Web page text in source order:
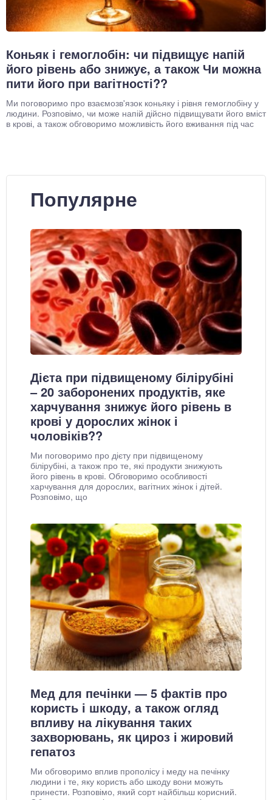
Коньяк і гемоглобін: чи підвищує напій
його рівень або знижує, а також Чи можна
пити його при вагітності??
Ми поговоримо про взаємозв'язок коньяку і рівня гемоглобіну у
людини. Розповімо, чи може напій дійсно підвищувати його вміст
в крові, а також обговоримо можливість його вживання під час
Популярне
Дієта при підвищеному білірубіні
– 20 заборонених продуктів, яке
харчування знижує його рівень в
крові у дорослих жінок і
чоловіків??
Ми поговоримо про дієту при підвищеному
білірубіні, а також про те, які продукти знижують
його рівень в крові. Обговоримо особливості
харчування для дорослих, вагітних жінок і дітей.
Розповімо, що
Мед для печінки — 5 фактів про
користь і шкоду, а також огляд
впливу на лікування таких
захворювань, як цироз і жировий
гепатоз
Ми обговоримо вплив прополісу і меду на печінку
людини і те, яку користь або шкоду вони можуть
принести. Розповімо, який сорт найбільш корисний.